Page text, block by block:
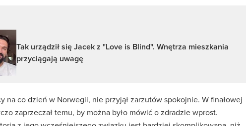
Tak urządził się Jacek z "Love is Blind". Wnętrza mieszkania
przyciągają uwagę
na co dzień w Norwegii, nie przyjął zarzutów spokojnie. W finałowej
zaprzeczał temu, by można było mówić o zdradzie wprost.